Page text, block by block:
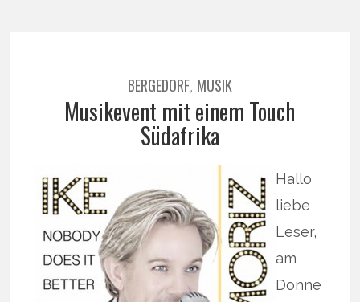
BERGEDORF, MUSIK
Musikevent mit einem Touch
Südafrika
Hallo
liebe
Leser,
am
Donne